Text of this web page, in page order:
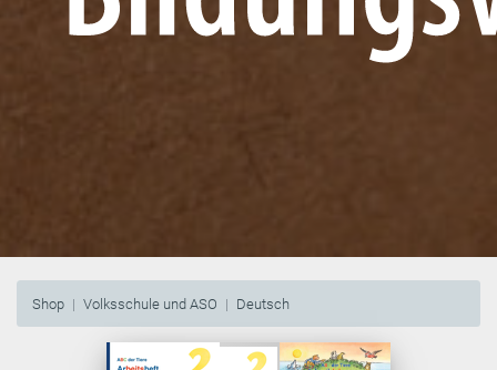
Shop Volksschule und ASO Deutsch